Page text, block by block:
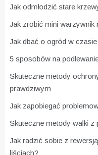
Jak odmłodzić stare
Jak zrobić mini warzywnik
Jak dbać o ogród w
5 sposobów na
Skuteczne metody
prawdziwym
Jak zapobiegać
Skuteczne metody walki
Jak radzić sobie z
liściach?